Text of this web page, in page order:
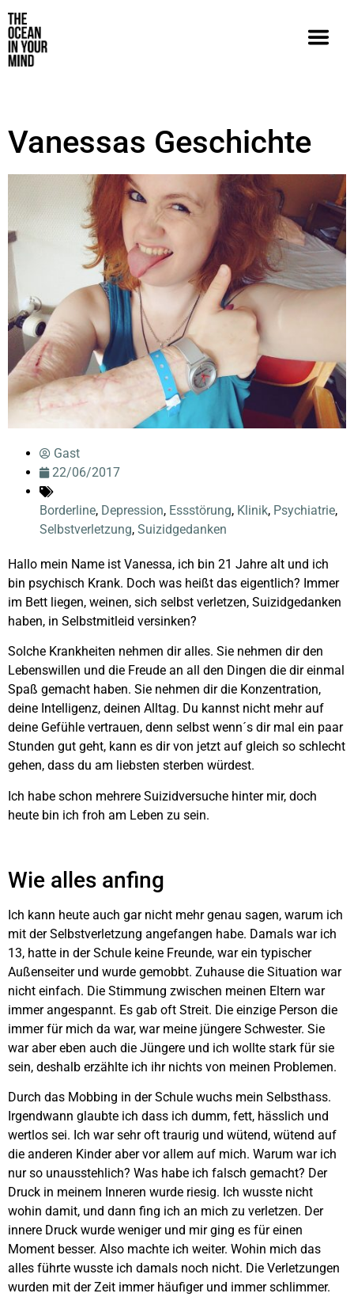
Vanessas Geschichte
Gast
22/06/2017
Borderline, Depression, Essstörung, Klinik, Psychiatrie,
Selbstverletzung, Suizidgedanken
Hallo mein Name ist Vanessa, ich bin 21 Jahre alt und ich
bin psychisch Krank. Doch was heißt das eigentlich? Immer
im Bett liegen, weinen, sich selbst verletzen, Suizidgedanken
haben, in Selbstmitleid versinken?
Solche Krankheiten nehmen dir alles. Sie nehmen dir den
Lebenswillen und die Freude an all den Dingen die dir einmal
Spaß gemacht haben. Sie nehmen dir die Konzentration,
deine Intelligenz, deinen Alltag. Du kannst nicht mehr auf
deine Gefühle vertrauen, denn selbst wenn´s dir mal ein paar
Stunden gut geht, kann es dir von jetzt auf gleich so schlecht
gehen, dass du am liebsten sterben würdest.
Ich habe schon mehrere Suizidversuche hinter mir, doch
heute bin ich froh am Leben zu sein.
Wie alles anfing
Ich kann heute auch gar nicht mehr genau sagen, warum ich
mit der Selbstverletzung angefangen habe. Damals war ich
13, hatte in der Schule keine Freunde, war ein typischer
Außenseiter und wurde gemobbt. Zuhause die Situation war
nicht einfach. Die Stimmung zwischen meinen Eltern war
immer angespannt. Es gab oft Streit. Die einzige Person die
immer für mich da war, war meine jüngere Schwester. Sie
war aber eben auch die Jüngere und ich wollte stark für sie
sein, deshalb erzählte ich ihr nichts von meinen Problemen.
Durch das Mobbing in der Schule wuchs mein Selbsthass.
Irgendwann glaubte ich dass ich dumm, fett, hässlich und
wertlos sei. Ich war sehr oft traurig und wütend, wütend auf
die anderen Kinder aber vor allem auf mich. Warum war ich
nur so unausstehlich? Was habe ich falsch gemacht? Der
Druck in meinem Inneren wurde riesig. Ich wusste nicht
wohin damit, und dann fing ich an mich zu verletzen. Der
innere Druck wurde weniger und mir ging es für einen
Moment besser. Also machte ich weiter. Wohin mich das
alles führte wusste ich damals noch nicht. Die Verletzungen
wurden mit der Zeit immer häufiger und immer schlimmer.